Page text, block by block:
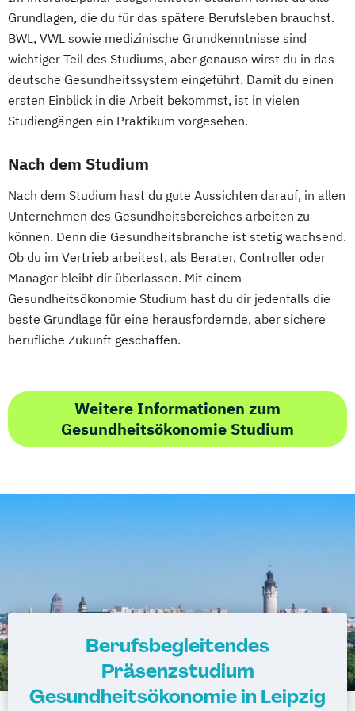
Grundlagen, die du für das spätere Berufsleben brauchst.
BWL, VWL sowie medizinische Grundkenntnisse sind
wichtiger Teil des Studiums, aber genauso wirst du in das
deutsche Gesundheitssystem eingeführt. Damit du einen
ersten Einblick in die Arbeit bekommst, ist in vielen
Studiengängen ein Praktikum vorgesehen.
Nach dem Studium
Nach dem Studium hast du gute Aussichten darauf, in allen
Unternehmen des Gesundheitsbereiches arbeiten zu
können. Denn die Gesundheitsbranche ist stetig wachsend.
Ob du im Vertrieb arbeitest, als Berater, Controller oder
Manager bleibt dir überlassen. Mit einem
Gesundheitsökonomie Studium hast du dir jedenfalls die
beste Grundlage für eine herausfordernde, aber sichere
berufliche Zukunft geschaffen.
Weitere Informationen zum
Gesundheitsökonomie Studium
Berufsbegleitendes
Präsenzstudium
Gesundheitsökonomie in Leipzig